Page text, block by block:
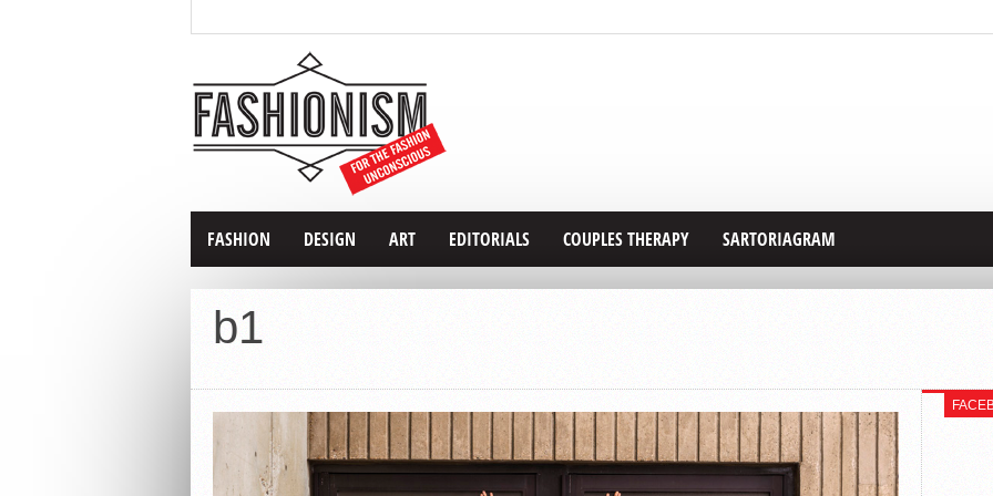
FASHION DESIGN ART EDITORIALS COUPLES THERAPY SARTORIAGRAM
b1